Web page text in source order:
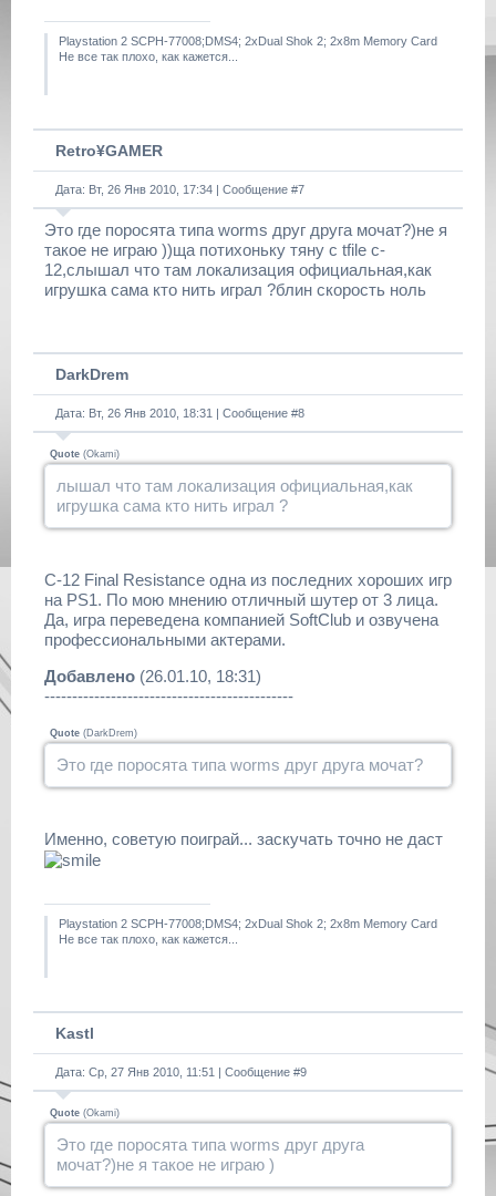
Playstation 2 SCPH-77008;DMS4; 2xDual Shok 2; 2x8m Memory Card
Не все так плохо, как кажется...
Retro¥GAMER
Дата: Вт, 26 Янв 2010, 17:34 | Сообщение #7
Это где поросята типа worms друг друга мочат?)не я
такое не играю ))ща потихоньку тяну с tfile c-
12,слышал что там локализация официальная,как
игрушка сама кто нить играл ?блин скорость ноль
DarkDrem
Дата: Вт, 26 Янв 2010, 18:31 | Сообщение #8
Quote (Okami)
лышал что там локализация официальная,как
игрушка сама кто нить играл ?
C-12 Final Resistance одна из последних хороших игр
на PS1. По мою мнению отличный шутер от 3 лица.
Да, игра переведена компанией SoftClub и озвучена
профессиональными актерами.
Добавлено (26.01.10, 18:31)
---------------------------------------------
Quote (DarkDrem)
Это где поросята типа worms друг друга мочат?
Именно, советую поиграй... заскучать точно не даст
Playstation 2 SCPH-77008;DMS4; 2xDual Shok 2; 2x8m Memory Card
Не все так плохо, как кажется...
Kastl
Дата: Ср, 27 Янв 2010, 11:51 | Сообщение #9
Quote (Okami)
Это где поросята типа worms друг друга
мочат?)не я такое не играю )